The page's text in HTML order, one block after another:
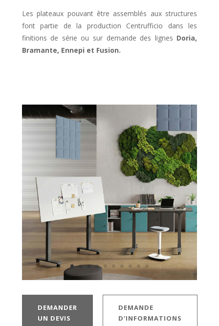
Les plateaux pouvant être assemblés aux structures
font partie de la production Centrufficio dans les
finitions de série ou sur demande des lignes Doria,
Bramante, Ennepi et Fusion.
DEMANDER
UN DEVIS
DEMANDE
D'INFORMATIONS